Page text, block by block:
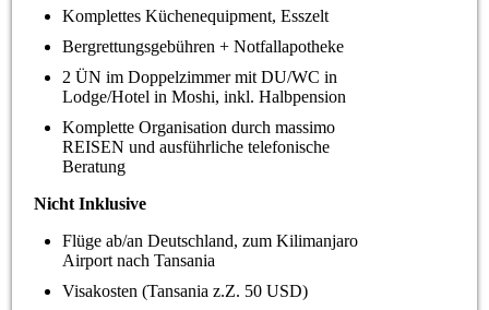
Komplettes Küchenequipment, Esszelt
Bergrettungsgebühren + Notfallapotheke
2 ÜN im Doppelzimmer mit DU/WC in
Lodge/Hotel in Moshi, inkl. Halbpension
Komplette Organisation durch massimo
REISEN und ausführliche telefonische
Beratung
Nicht Inklusive
Flüge ab/an Deutschland, zum Kilimanjaro
Airport nach Tansania
Visakosten (Tansania z.Z. 50 USD)